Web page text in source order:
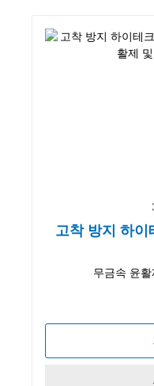
고착 방지 하이
무금속 윤